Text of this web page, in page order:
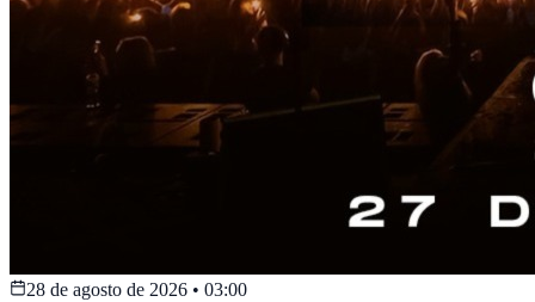
28 de agosto de 2026 • 03:00